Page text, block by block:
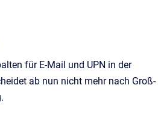
für E-Mail und UPN in der
ab nun nicht mehr nach Groß-